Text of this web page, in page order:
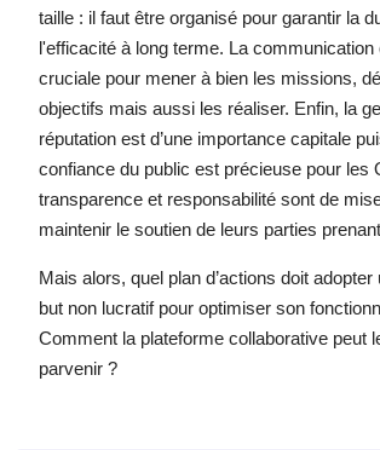
taille : il faut être organisé pour garantir la
l'efficacité à long terme. La communication
cruciale pour mener à bien les missions,
objectifs mais aussi les réaliser. Enfin, la
réputation est d’une importance capitale
confiance du public est précieuse pour les
transparence et responsabilité sont de
maintenir le soutien de leurs parties
Mais alors, quel plan d’actions doit
but non lucratif pour optimiser son
Comment la plateforme collaborative peut
parvenir ?